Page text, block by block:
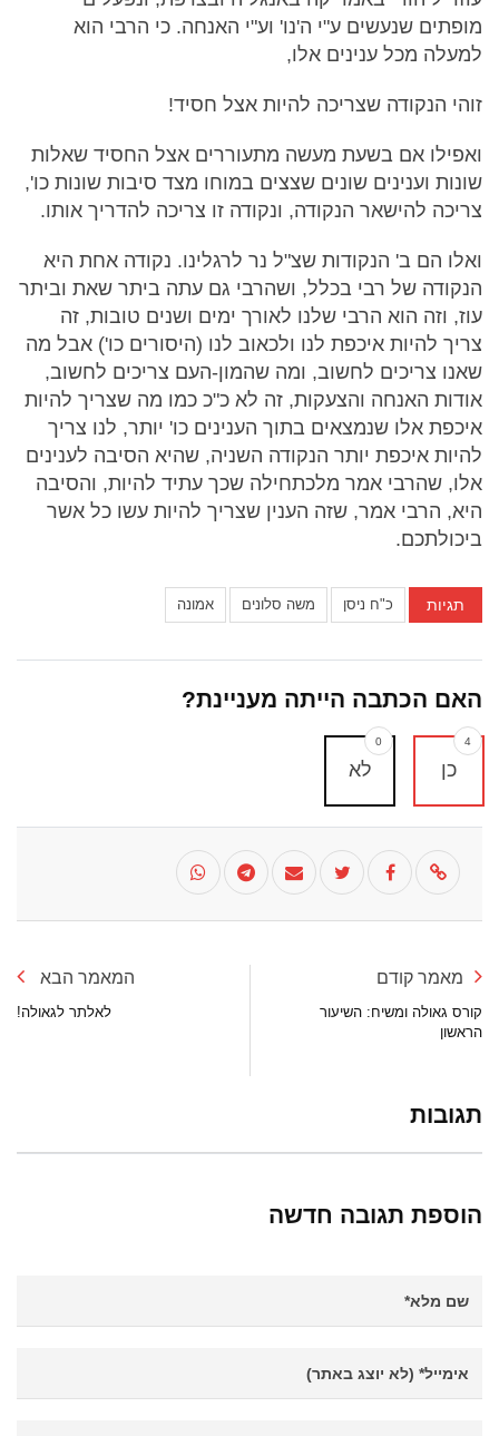
מופתים שנעשים ע"י ה'נו' וע"י האנחה. כי הרבי הוא
למעלה מכל ענינים אלו,
זוהי הנקודה שצריכה להיות אצל חסיד!
ואפילו אם בשעת מעשה מתעוררים אצל החסיד שאלות
שונות וענינים שונים שצצים במוחו מצד סיבות שונות כו',
צריכה להישאר הנקודה, ונקודה זו צריכה להדריך אותו.
ואלו הם ב' הנקודות שצ"ל נר לרגלינו. נקודה אחת היא
הנקודה של רבי בכלל, ושהרבי גם עתה ביתר שאת וביתר
עוז, וזה הוא הרבי שלנו לאורך ימים ושנים טובות, זה
צריך להיות איכפת לנו ולכאוב לנו (היסורים כו') אבל מה
שאנו צריכים לחשוב, ומה שהמון-העם צריכים לחשוב,
אודות האנחה והצעקות, זה לא כ"כ כמו מה שצריך להיות
איכפת אלו שנמצאים בתוך הענינים כו' יותר, לנו צריך
להיות איכפת יותר הנקודה השניה, שהיא הסיבה לענינים
אלו, שהרבי אמר מלכתחילה שכך עתיד להיות, והסיבה
היא, הרבי אמר, שזה הענין שצריך להיות עשו כל אשר
ביכולתכם.
תגיות כ"ח ניסן משה סלונים אמונה
האם הכתבה הייתה מעניינת?
כן
4
לא
0
מאמר קודם
קורס גאולה ומשיח: השיעור
הראשון
המאמר הבא
לאלתר לגאולה!
תגובות
הוספת תגובה חדשה